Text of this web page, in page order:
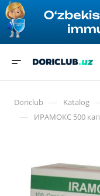
Doriclub — Katalog
— ИРАМОКС 500